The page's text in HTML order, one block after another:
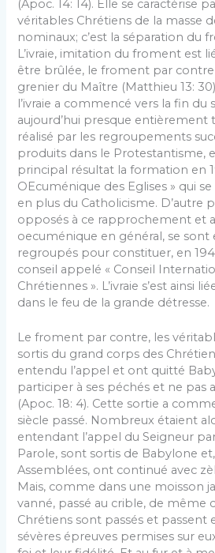
(Apoc. 14: 14). Elle se caractérise
véritables Chrétiens de la masse
nominaux; c’est la séparation du
L’ivraie, imitation du froment est
être brûlée, le froment par contre
grenier du Maître (Matthieu 13:
l’ivraie a commencé vers la fin du
aujourd’hui presque entièrement
réalisé par les regroupements
produits dans le Protestantisme,
principal résultat la formation en
OEcuménique des Eglises » qui
en plus du Catholicisme. D’autre
opposés à ce rapprochement et
oecuménique en général, se sont
regroupés pour constituer, en
conseil appelé « Conseil
Chrétiennes ». L’ivraie s’est ainsi
dans le feu de la grande détresse.
Le froment par contre, les
sortis du grand corps des
entendu l’appel et ont quitté
participer à ses péchés et ne pas
(Apoc. 18: 4). Cette sortie a
siècle passé. Nombreux étaient
entendant l’appel du Seigneur
Parole, sont sortis de Babylone
Assemblées, ont continué avec
Mais, comme dans une moisson
vanné, passé au crible, de même
Chrétiens sont passés et passent
sévères épreuves permises sur